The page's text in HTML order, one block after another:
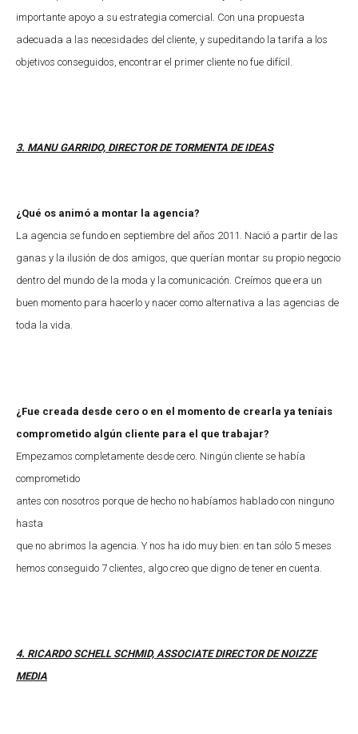
importante apoyo a su estrategia comercial. Con una propuesta
adecuada a las necesidades del cliente, y supeditando la tarifa a los
objetivos conseguidos, encontrar el primer cliente no fue difícil.
3. MANU GARRIDO, DIRECTOR DE TORMENTA DE IDEAS
¿Qué os animó a montar la agencia?
La agencia se fundo en septiembre del años 2011. Nació a partir de las
ganas y la ilusión de dos amigos, que querían montar su propio negocio
dentro del mundo de la moda y la comunicación. Creímos que era un
buen momento para hacerlo y nacer como alternativa a las agencias de
toda la vida.
¿Fue creada desde cero o en el momento de crearla ya teníais
comprometido algún cliente para el que trabajar?
Empezamos completamente desde cero. Ningún cliente se había
comprometido
antes con nosotros porque de hecho no habíamos hablado con ninguno
hasta
que no abrimos la agencia. Y nos ha ido muy bien: en tan sólo 5 meses
hemos conseguido 7 clientes, algo creo que digno de tener en cuenta.
4. RICARDO SCHELL SCHMID, ASSOCIATE DIRECTOR DE NOIZZE
MEDIA